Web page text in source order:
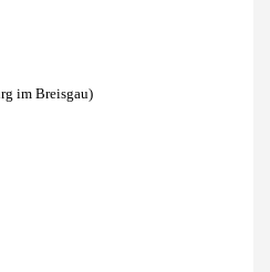
im Breisgau)